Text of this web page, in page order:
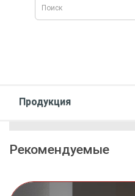
Продукция
Рекомендуемые